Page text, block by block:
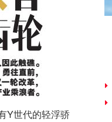
Y世代的轻浮骄